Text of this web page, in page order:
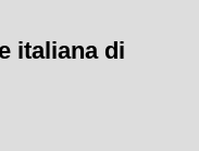
italiana di